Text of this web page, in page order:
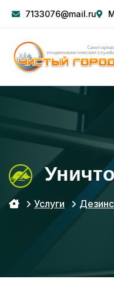
7133076@mail.ru
Услуги